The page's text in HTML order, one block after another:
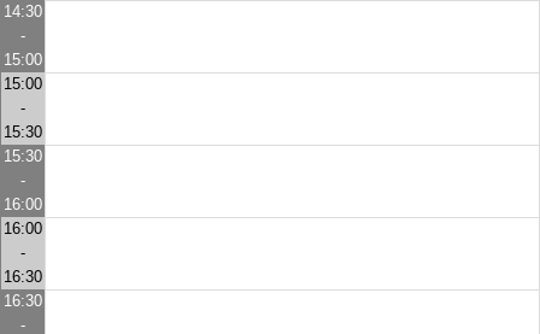
14:30
-
15:00
15:00
-
15:30
15:30
-
16:00
16:00
-
16:30
16:30
-